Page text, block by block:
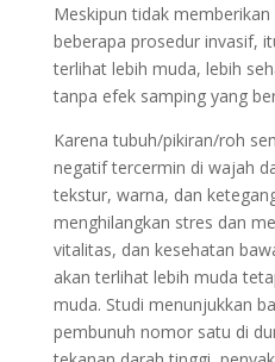
Meskipun tidak
beberapa prosedur invasif,
terlihat lebih muda, lebih
tanpa efek samping yang
Karena tubuh/pikiran/roh
negatif tercermin di wajah
tekstur, warna, dan
menghilangkan stres dan
vitalitas, dan kesehatan
akan terlihat lebih muda
muda. Studi menunjukkan
pembunuh nomor satu di